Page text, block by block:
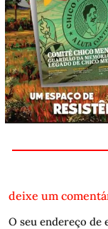
deixe um
O seu endereço de